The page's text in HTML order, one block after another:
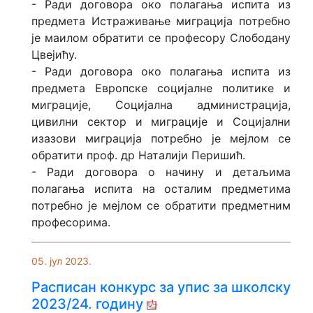
- Ради договора око полагања испита из
предмета Истраживање миграција потребно
је маилом обратити се професору Слободану
Цвејићу.
- Ради договора око полагања испита из
предмета Европске социјалне политике и
миграције, Социјална администрација,
цивилни сектор и миграције и Социјални
изазови миграција потребно је мејлом се
обратити проф. др Наталији Перишић.
- Ради договора о начину и детаљима
полагања испита на осталим предметима
потребно је мејлом се обратити предметним
професорима.
05. јул 2023.
Расписан конкурс за упис за школску
2023/24. годину